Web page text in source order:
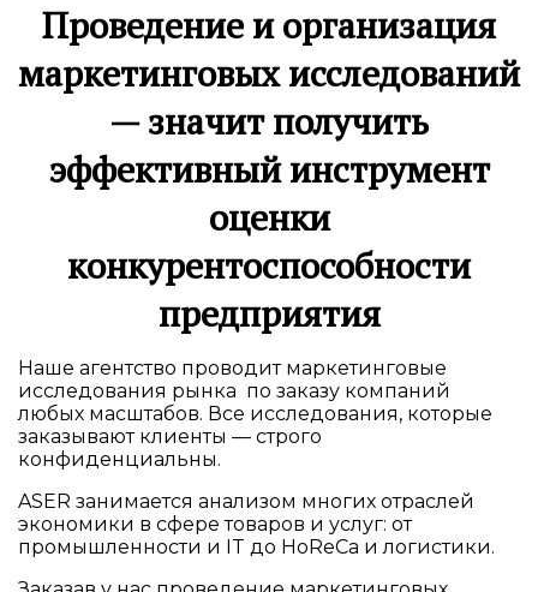
Проведение и организация
маркетинговых исследований
— значит получить
эффективный инструмент
оценки
конкурентоспособности
предприятия
Наше агентство проводит маркетинговые
исследования рынка по заказу компаний
любых масштабов. Все исследования, которые
заказывают клиенты — строго
конфиденциальны.
ASER занимается анализом многих отраслей
экономики в сфере товаров и услуг: от
промышленности и IT до HоReCa и логистики.